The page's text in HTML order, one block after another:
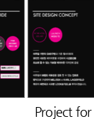
Project for